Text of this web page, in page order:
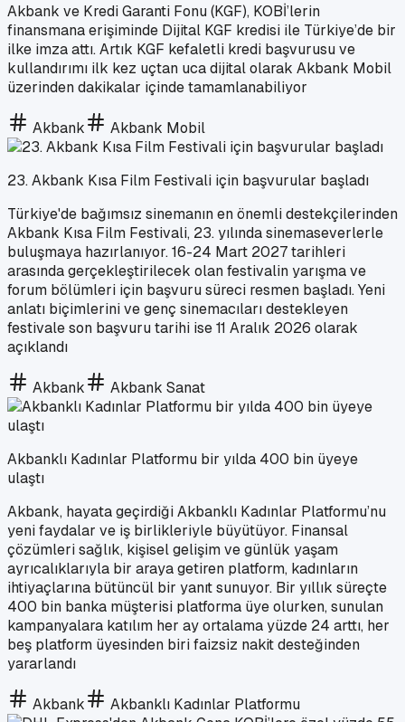
Akbank ve Kredi Garanti Fonu (KGF), KOBİ’lerin
finansmana erişiminde Dijital KGF kredisi ile Türkiye’de bir
ilke imza attı. Artık KGF kefaletli kredi başvurusu ve
kullandırımı ilk kez uçtan uca dijital olarak Akbank Mobil
üzerinden dakikalar içinde tamamlanabiliyor
Akbank Akbank Mobil
23. Akbank Kısa Film Festivali için başvurular başladı
Türkiye'de bağımsız sinemanın en önemli destekçilerinden
Akbank Kısa Film Festivali, 23. yılında sinemaseverlerle
buluşmaya hazırlanıyor. 16-24 Mart 2027 tarihleri
arasında gerçekleştirilecek olan festivalin yarışma ve
forum bölümleri için başvuru süreci resmen başladı. Yeni
anlatı biçimlerini ve genç sinemacıları destekleyen
festivale son başvuru tarihi ise 11 Aralık 2026 olarak
açıklandı
Akbank Akbank Sanat
Akbanklı Kadınlar Platformu bir yılda 400 bin üyeye
ulaştı
Akbank, hayata geçirdiği Akbanklı Kadınlar Platformu’nu
yeni faydalar ve iş birlikleriyle büyütüyor. Finansal
çözümleri sağlık, kişisel gelişim ve günlük yaşam
ayrıcalıklarıyla bir araya getiren platform, kadınların
ihtiyaçlarına bütüncül bir yanıt sunuyor. Bir yıllık süreçte
400 bin banka müşterisi platforma üye olurken, sunulan
kampanyalara katılım her ay ortalama yüzde 24 arttı, her
beş platform üyesinden biri faizsiz nakit desteğinden
yararlandı
Akbank Akbanklı Kadınlar Platformu